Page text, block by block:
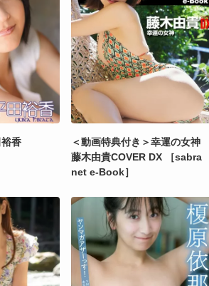
香
＜動画特典付き＞幸運の女神
藤木由貴COVER DX ［sabra
net e-Book］